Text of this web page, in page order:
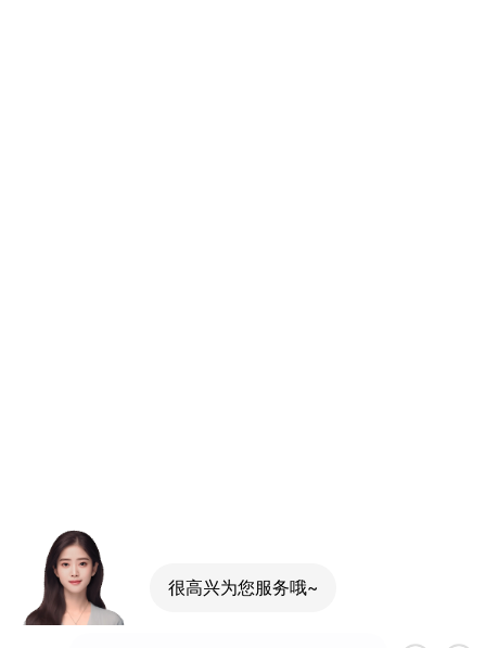
很高兴为您服务哦~